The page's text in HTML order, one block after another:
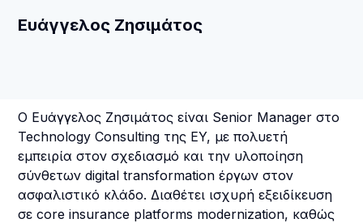
Ευάγγελος Ζησιμάτος
Ο Ευάγγελος Ζησιμάτος είναι Senior Manager στο
Technology Consulting της EY, με πολυετή
εμπειρία στον σχεδιασμό και την υλοποίηση
σύνθετων digital transformation έργων στον
ασφαλιστικό κλάδο. Διαθέτει ισχυρή εξειδίκευση
σε core insurance platforms modernization, καθώς